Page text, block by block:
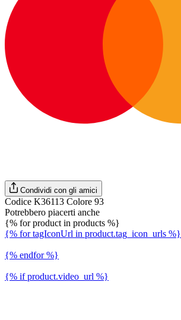
Condividi con gli amici
Codice K36113 Colore 93
Potrebbero piacerti anche
{% for product in products %}
{% for tagIconUrl in product.tag_icon_urls %}
{% endfor %}
{% if product.video_url %}